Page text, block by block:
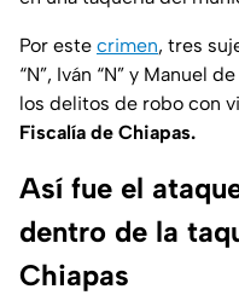
Por este crimen, tres
“N”, Iván “N” y Manuel
los delitos de robo con
Fiscalía de Chiapas.
Así fue el
dentro de la
Chiapas